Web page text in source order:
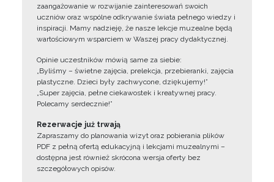
zaangażowanie w rozwijanie zainteresowań swoich
uczniów oraz wspólne odkrywanie świata pełnego wiedzy i
inspiracji. Mamy nadzieję, że nasze lekcje muzealne będą
wartościowym wsparciem w Waszej pracy dydaktycznej.
Opinie uczestników mówią same za siebie:
„Byliśmy – świetne zajęcia, prelekcja, przebieranki, zajęcia
plastyczne. Dzieci były zachwycone, dziękujemy!”
„Super zajęcia, pełne ciekawostek i kreatywnej pracy.
Polecamy serdecznie!”
Rezerwacje już trwają
Zapraszamy do planowania wizyt oraz pobierania plików
PDF z pełną ofertą edukacyjną i lekcjami muzealnymi –
dostępna jest również skrócona wersja oferty bez
szczegółowych opisów.